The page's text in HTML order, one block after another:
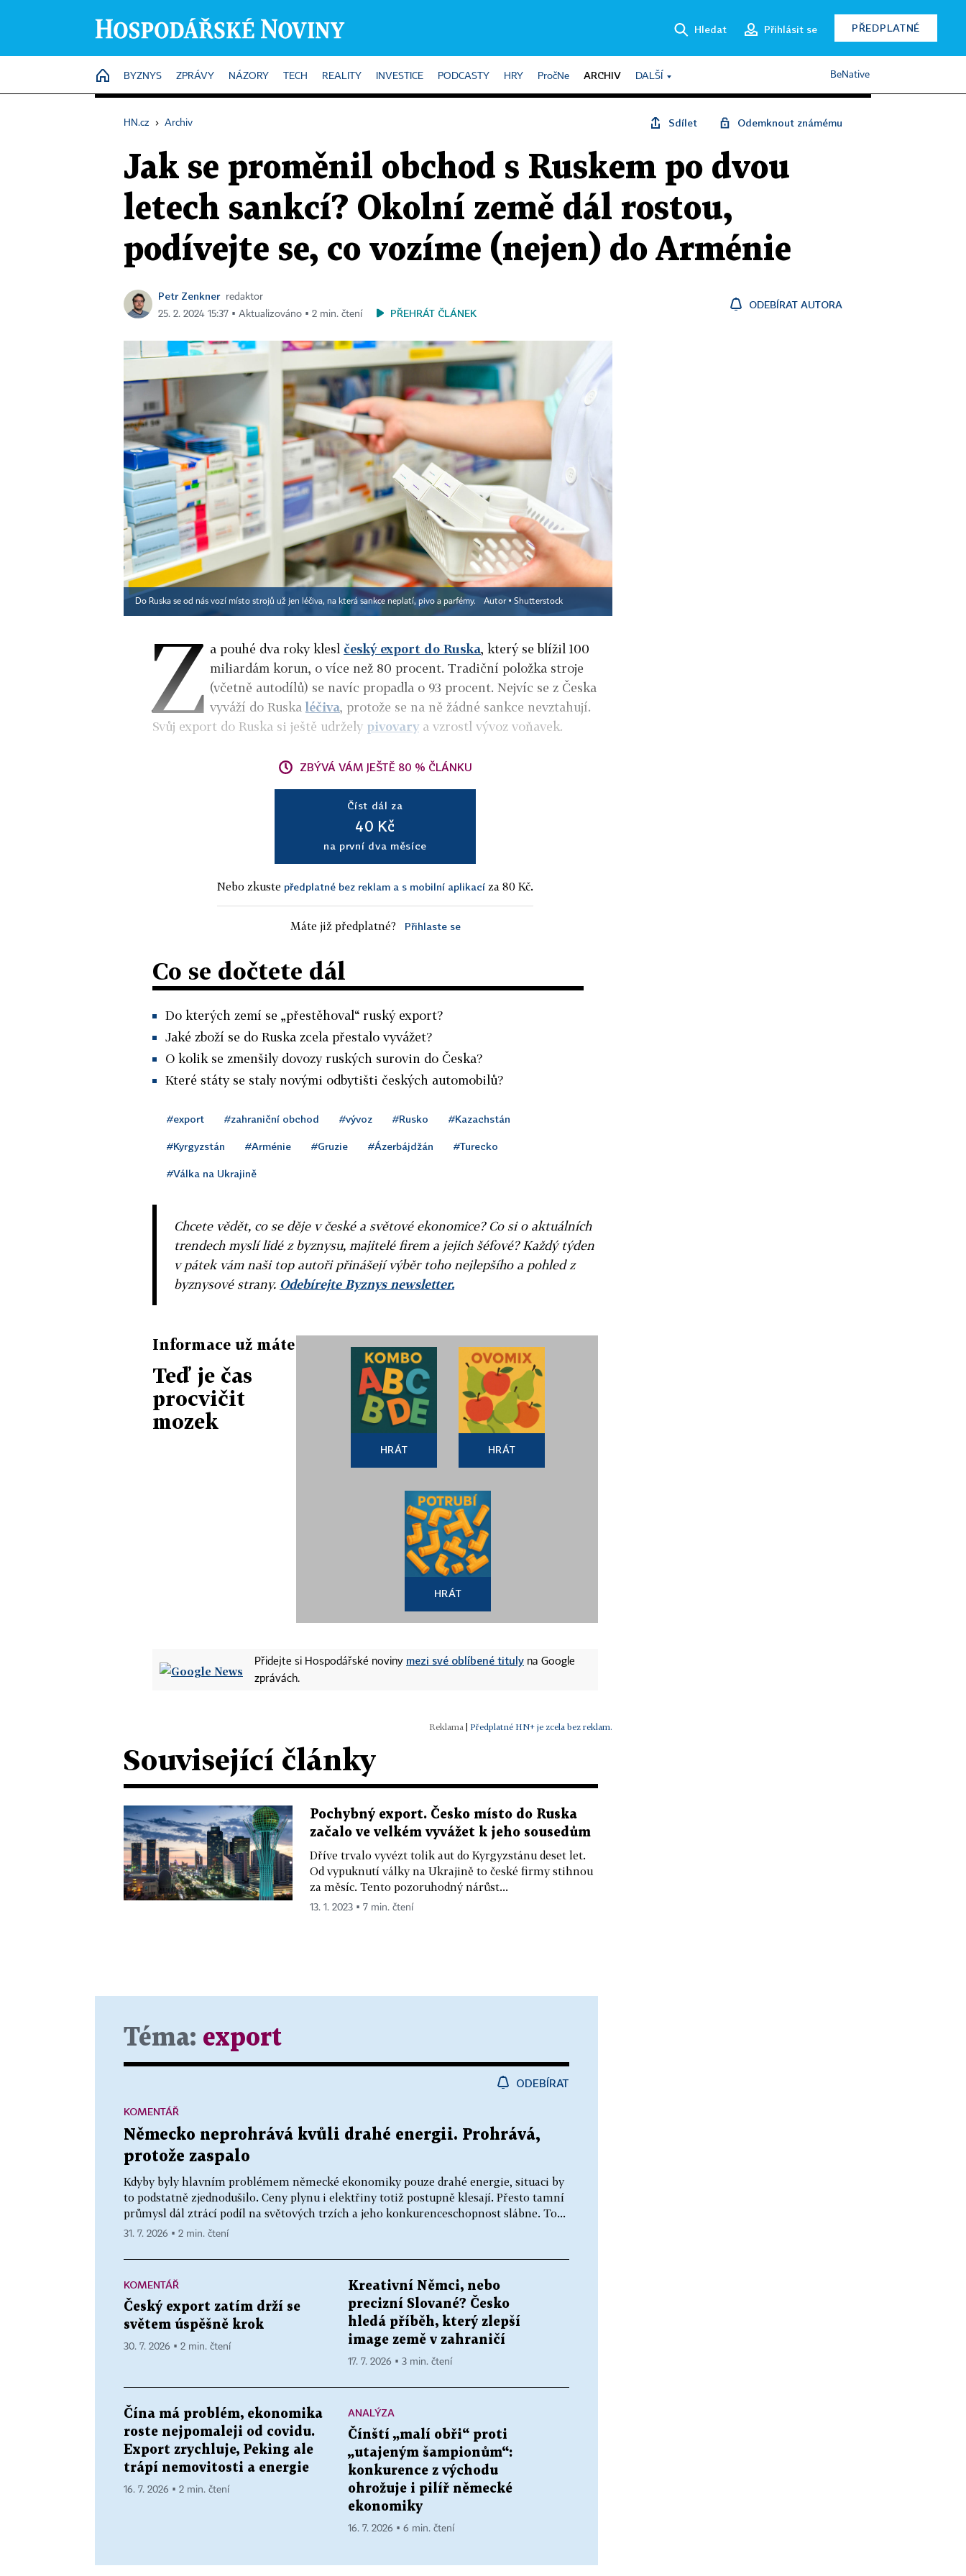
Hledat Přihlásit se PŘEDPLATNÉ
HOME
BYZNYS ZPRÁVY NÁZORY TECH REALITY INVESTICE PODCASTY HRY PročNe ARCHIV DALŠÍ BeNative
HN.cz › Archiv Sdílet Odemknout známému
Jak se proměnil obchod s Ruskem po dvou
letech sankcí? Okolní země dál rostou,
podívejte se, co vozíme (nejen) do Arménie
Petr Zenkner
redaktor
25. 2. 2024 15:37 ▪ Aktualizováno ▪ 2 min. čtení
PŘEHRÁT ČLÁNEK
ODEBÍRAT AUTORA
Do Ruska se od nás vozí místo strojů už jen léčiva, na která sankce neplatí, pivo a parfémy. Autor ▪ Shutterstock
Z a pouhé dva roky klesl český export do Ruska, který se blížil 100
miliardám korun, o více než 80 procent. Tradiční položka stroje
(včetně autodílů) se navíc propadla o 93 procent. Nejvíc se z Česka
vyváží do Ruska léčiva, protože se na ně žádné sankce nevztahují.
Svůj export do Ruska si ještě udržely pivovarya vzrostl vývoz voňavek.
ZBÝVÁ VÁM JEŠTĚ 80 % ČLÁNKU
Číst dál za
40 Kč
na první dva měsíce
Nebo zkuste předplatné bez reklam a s mobilní aplikací za 80 Kč.
Máte již předplatné? Přihlaste se
Co se dočtete dál
Do kterých zemí se „přestěhoval“ ruský export?
Jaké zboží se do Ruska zcela přestalo vyvážet?
O kolik se zmenšily dovozy ruských surovin do Česka?
Které státy se staly novými odbytišti českých automobilů?
#export #zahraniční obchod #vývoz #Rusko #Kazachstán
#Kyrgyzstán #Arménie #Gruzie #Ázerbájdžán #Turecko
#Válka na Ukrajině
Chcete vědět, co se děje v české a světové ekonomice? Co si o aktuálních
trendech myslí lidé z byznysu, majitelé firem a jejich šéfové? Každý týden
v pátek vám naši top autoři přinášejí výběr toho nejlepšího a pohled z
byznysové strany. Odebírejte Byznys newsletter.
Informace už máte
Teď je čas
procvičit
mozek
HRÁT HRÁT
HRÁT
Přidejte si Hospodářské noviny mezi své oblíbené tituly na Google
zprávách.
| Předplatné HN+ je zcela bez reklam.
Související články
Pochybný export. Česko místo do Ruska
začalo ve velkém vyvážet k jeho sousedům
Dříve trvalo vyvézt tolik aut do Kyrgyzstánu deset let.
Od vypuknutí války na Ukrajině to české firmy stihnou
za měsíc. Tento pozoruhodný nárůst...
13. 1. 2023 ▪ 7 min. čtení
Téma: export
ODEBÍRAT
Německo neprohrává kvůli drahé energii. Prohrává,
protože zaspalo
Kdyby byly hlavním problémem německé ekonomiky pouze drahé energie, situaci by
to podstatně zjednodušilo. Ceny plynu i elektřiny totiž postupně klesají. Přesto tamní
průmysl dál ztrácí podíl na světových trzích a jeho konkurenceschopnost slábne. To...
KOMENTÁŘ
31. 7. 2026 ▪ 2 min. čtení
KOMENTÁŘ
Český export zatím drží se
světem úspěšně krok
30. 7. 2026 ▪ 2 min. čtení
Kreativní Němci, nebo
precizní Slované? Česko
hledá příběh, který zlepší
image země v zahraničí
17. 7. 2026 ▪ 3 min. čtení
Čína má problém, ekonomika
roste nejpomaleji od covidu.
Export zrychluje, Peking ale
trápí nemovitosti a energie
16. 7. 2026 ▪ 2 min. čtení
ANALÝZA
Čínští „malí obři“ proti
„utajeným šampionům“:
konkurence z východu
ohrožuje i pilíř německé
ekonomiky
16. 7. 2026 ▪ 6 min. čtení